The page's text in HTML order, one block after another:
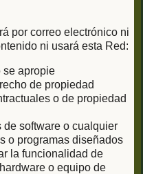
por correo electrónico ni
ni usará esta Red:
se apropie
de propiedad
o de propiedad
de software o cualquier
o programas diseñados
la funcionalidad de
o equipo de